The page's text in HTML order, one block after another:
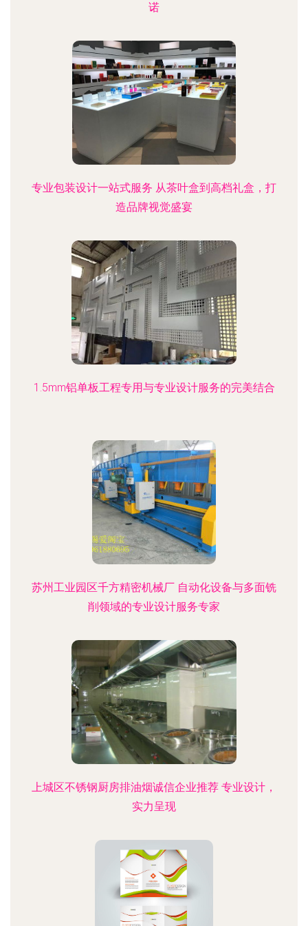
诺
专业包装设计一站式服务 从茶叶盒到高档礼盒，打
造品牌视觉盛宴
1.5mm铝单板工程专用与专业设计服务的完美结合
苏州工业园区千方精密机械厂 自动化设备与多面铣
削领域的专业设计服务专家
上城区不锈钢厨房排油烟诚信企业推荐 专业设计，
实力呈现